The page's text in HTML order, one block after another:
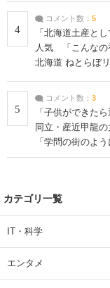
4
コメント数： 5
「北海道土産と
人気 「こんなの
北海道 ねとらぼ
5
コメント数： 3
「子供ができた
同立・産近甲龍
「学問の街のよ
| 大学 ねとらぼリ
カテゴリ一覧
IT・科学
エンタメ